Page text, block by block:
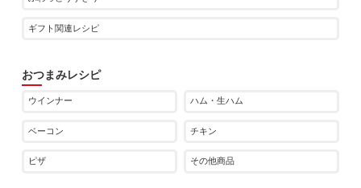
ギフト関連レシピ
おつまみレシピ
ウインナー ハム・生ハム
ベーコン チキン
ピザ その他商品